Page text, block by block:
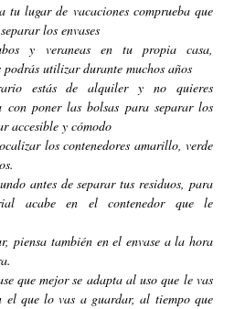
tu lugar de vacaciones comprueba que
los envases
y veraneas en tu propia casa,
utilizar durante muchos años
estás de alquiler y no quieres
con poner las bolsas para separar los
accesible y cómodo
los contenedores amarillo, verde
antes de separar tus residuos, para
acabe en el contenedor que le
piensa también en el envase a la hora
que mejor se adapta al uso que le vas
que lo vas a guardar, al tiempo que